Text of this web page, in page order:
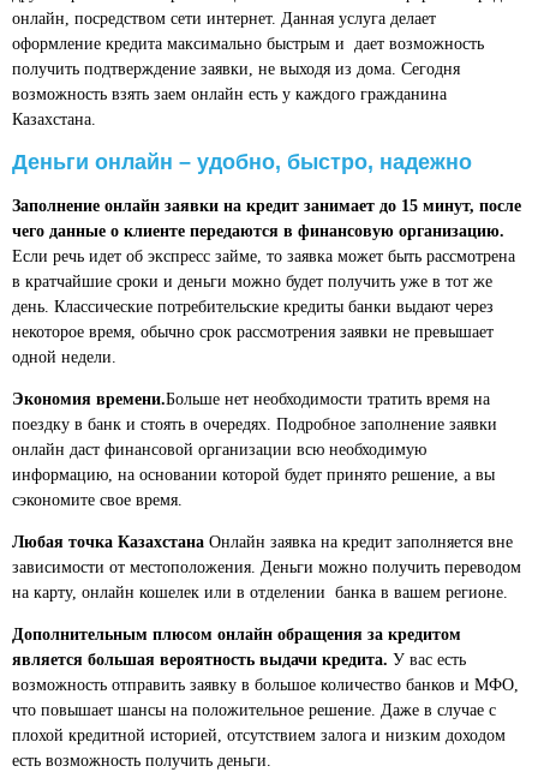
онлайн, посредством сети интернет. Данная услуга делает
оформление кредита максимально быстрым и дает возможность
получить подтверждение заявки, не выходя из дома. Сегодня
возможность взять заем онлайн есть у каждого гражданина
Казахстана.
Деньги онлайн – удобно, быстро, надежно
Заполнение онлайн заявки на кредит занимает до 15 минут, после
чего данные о клиенте передаются в финансовую организацию.
Если речь идет об экспресс займе, то заявка может быть рассмотрена
в кратчайшие сроки и деньги можно будет получить уже в тот же
день. Классические потребительские кредиты банки выдают через
некоторое время, обычно срок рассмотрения заявки не превышает
одной недели.
Экономия времени.Больше нет необходимости тратить время на
поездку в банк и стоять в очередях. Подробное заполнение заявки
онлайн даст финансовой организации всю необходимую
информацию, на основании которой будет принято решение, а вы
сэкономите свое время.
Любая точка Казахстана Онлайн заявка на кредит заполняется вне
зависимости от местоположения. Деньги можно получить переводом
на карту, онлайн кошелек или в отделении банка в вашем регионе.
Дополнительным плюсом онлайн обращения за кредитом
является большая вероятность выдачи кредита. У вас есть
возможность отправить заявку в большое количество банков и МФО,
что повышает шансы на положительное решение. Даже в случае с
плохой кредитной историей, отсутствием залога и низким доходом
есть возможность получить деньги.